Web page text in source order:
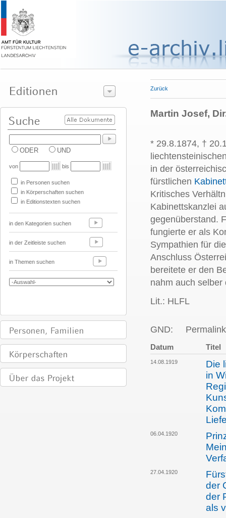
ODER UND
von bis
in Personen suchen
in Körperschaften suchen
in Editionstexten suchen
in den Kategorien suchen
in der Zeitleiste suchen
in Themen suchen
Zurück
Martin Josef,
* 29.8.1874, †
in der
fürstlichen
Kritisches
Kabinettskanzlei
gegenüberstand.
fungierte er als
Sympathien für
Anschluss
bereitete er den
nahm auch selber
Lit.: HLFL
GND:
Datum Titel
14.08.1919
Die
in
06.04.1920
27.04.1920
der
der
als